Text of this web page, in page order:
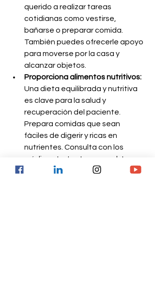
querido a realizar tareas
cotidianas como vestirse,
bañarse o preparar comida.
También puedes ofrecerle apoyo
para moverse por la casa y
alcanzar objetos.
Proporciona alimentos nutritivos:
Una dieta equilibrada y nutritiva
es clave para la salud y
recuperación del paciente.
Prepara comidas que sean
fáciles de digerir y ricas en
nutrientes. Consulta con los
médicos tratantes para obtener
recomendaciones específicas